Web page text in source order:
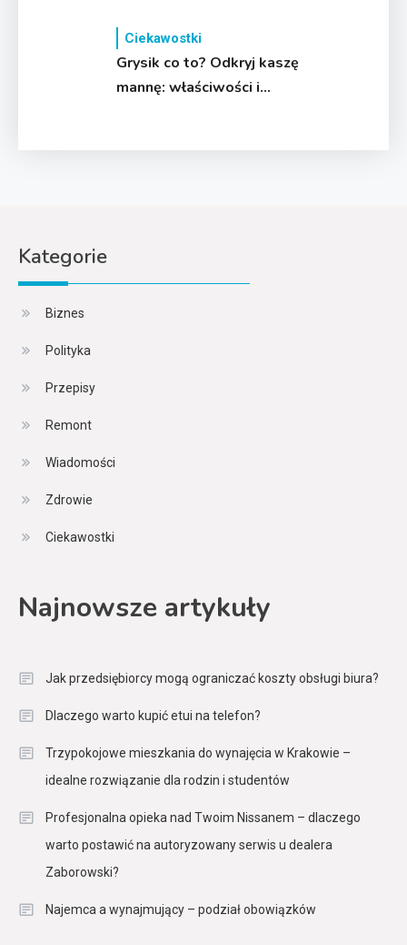
Ciekawostki
Grysik co to? Odkryj kaszę
mannę: właściwości i
Kategorie
Biznes
Polityka
Przepisy
Remont
Wiadomości
Zdrowie
Ciekawostki
Najnowsze artykuły
Jak przedsiębiorcy mogą ograniczać koszty obsługi biura?
Dlaczego warto kupić etui na telefon?
Trzypokojowe mieszkania do wynajęcia w Krakowie –
idealne rozwiązanie dla rodzin i studentów
Profesjonalna opieka nad Twoim Nissanem – dlaczego
warto postawić na autoryzowany serwis u dealera
Zaborowski?
Najemca a wynajmujący – podział obowiązków